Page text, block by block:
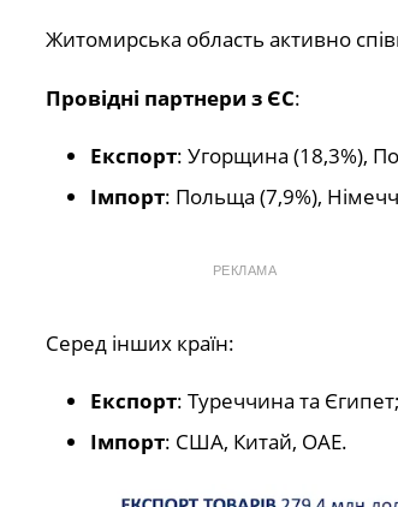
Житомирська область активно
Провідні партнери з ЄС:
Експорт: Угорщина (18,3%),
Імпорт: Польща (7,9%),
РЕКЛАМА
Серед інших країн:
Експорт: Туреччина та Єгипет;
Імпорт: США, Китай, ОАЕ.